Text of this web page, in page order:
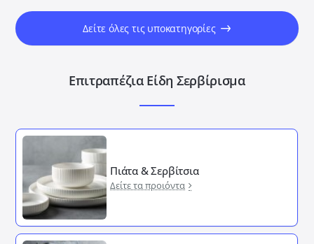
Δείτε όλες τις υποκατηγορίες
Επιτραπέζια Είδη Σερβίρισμα
Πιάτα & Σερβίτσια
Δείτε τα προιόντα